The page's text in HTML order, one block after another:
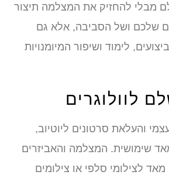
מבלי להחזיק את המצלמה תיצור
שלכם ושל הסביבה, אלא גם
לימוד ושיפור המיומנויות
לוולוגרים
והעלאת סרטונים ליוטיוב,
שימושית. המצלמה והאביזרים
מאד לצילומי סלפי או צילומים